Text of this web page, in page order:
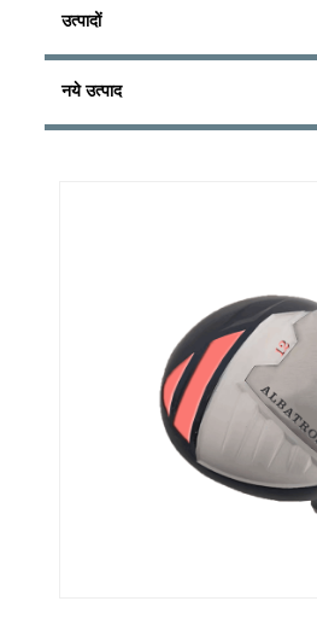
उत्पादों
नये उत्पाद